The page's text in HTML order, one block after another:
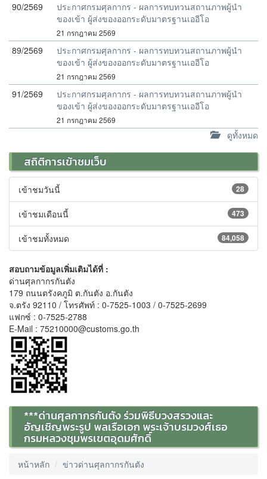
90/2569
ประกาศกรมศุลกากร - ผลการทบทวนสถานภาพผู้นำ
ของเข้า ผู้ส่งของออกระดับมาตรฐานเออีโอ
21 กรกฎาคม 2569
89/2569
ประกาศกรมศุลกากร - ผลการทบทวนสถานภาพผู้นำ
ของเข้า ผู้ส่งของออกระดับมาตรฐานเออีโอ
21 กรกฎาคม 2569
91/2569
ประกาศกรมศุลกากร - ผลการทบทวนสถานภาพผู้นำ
ของเข้า ผู้ส่งของออกระดับมาตรฐานเออีโอ
21 กรกฎาคม 2569
ดูทั้งหมด
สถิติการเข้าชมเว็บ
28
เข้าชมวันนี้
473
เข้าชมเดือนนี้
84,058
เข้าชมทั้งหมด
สอบถามข้อมูลเพิ่มเติมได้ที่ :
ด่านศุลกากรกันตัง
179 ถนนตรังคภูมิ ต.กันตัง อ.กันตัง
จ.ตรัง 92110 / โทรศัพท์ : 0-7525-1003 / 0-7525-2699
แฟกซ์ : 0-7525-2788
E-Mail : 75210000@customs.go.th
***ด่านศุลกากรกันตัง ร่วมพิธีบวงสรวงและ
อัญเชิญพระรูป พลเรือเอก พระเจ้าบรมวงศ์เธอ
กรมหลวงชุมพรเขตอุดมศักดิ์
หน้าหลัก ข่าวด่านศุลกากรกันตัง